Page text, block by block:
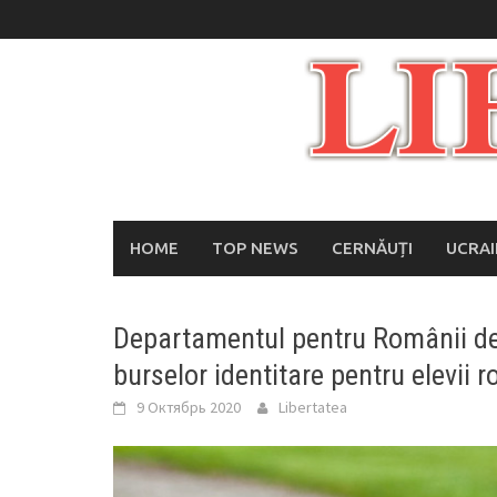
to
HOME TOP NEWS CERNĂUȚI
Departamentul pentru Românii
burselor identitare pentru elevii
9 Октябрь 2020 Libertatea